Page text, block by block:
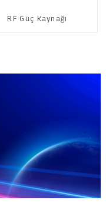
RF Güç Kaynağı